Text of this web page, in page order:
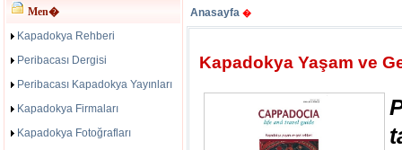
Men�
Kapadokya Rehberi
Peribacası Dergisi
Peribacası Kapadokya Yayınları
Kapadokya Firmaları
Kapadokya Fotoğrafları
Anasayfa �
Kapadokya Yaşam ve